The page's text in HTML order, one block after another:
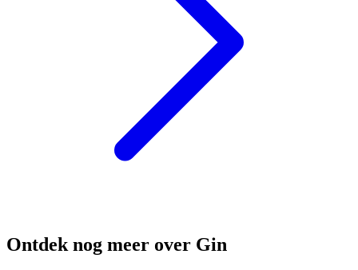
Ontdek nog meer over Gin